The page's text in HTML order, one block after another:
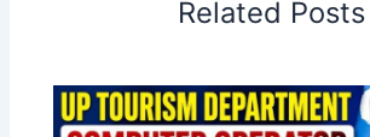
Related Posts